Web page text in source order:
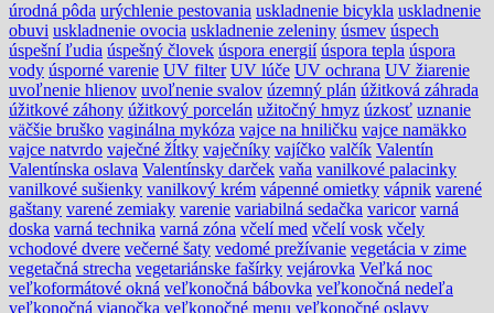
úrodná pôda urýchlenie pestovania uskladnenie bicykla uskladnenie
obuvi uskladnenie ovocia uskladnenie zeleniny úsmev úspech
úspešní ľudia úspešný človek úspora energií úspora tepla úspora
vody úsporné varenie UV filter UV lúče UV ochrana UV žiarenie
uvoľnenie hlienov uvoľnenie svalov územný plán úžitková záhrada
úžitkové záhony úžitkový porcelán užitočný hmyz úzkosť uznanie
väčšie bruško vaginálna mykóza vajce na hniličku vajce namäkko
vajce natvrdo vaječné žĺtky vaječníky vajíčko valčík Valentín
Valentínska oslava Valentínsky darček vaňa vanilkové palacinky
vanilkové sušienky vanilkový krém vápenné omietky vápnik varené
gaštany varené zemiaky varenie variabilná sedačka varicor varná
doska varná technika varná zóna včelí med včelí vosk včely
vchodové dvere večerné šaty vedomé prežívanie vegetácia v zime
vegetačná strecha vegetariánske fašírky vejárovka Veľká noc
veľkoformátové okná veľkonočná bábovka veľkonočná nedeľa
veľkonočná vianočka veľkonočné menu veľkonočné oslavy